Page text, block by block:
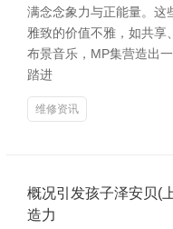
满念念象力与正能量。这
雅致的价值不雅，如共享
布景音乐，MP集营造出
踏进
维修资讯
概况引发孩子泽安贝(
造力